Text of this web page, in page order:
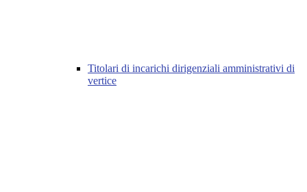
Titolari di incarichi dirigenziali amministrativi di
vertice